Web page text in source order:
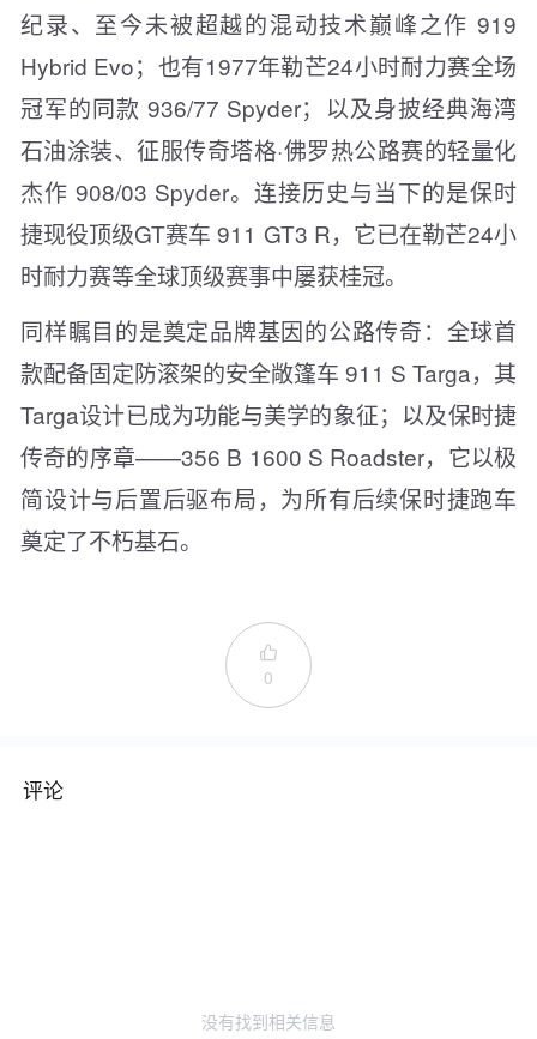
纪录、至今未被超越的混动技术巅峰之作 919
Hybrid Evo；也有1977年勒芒24小时耐力赛全场
冠军的同款 936/77 Spyder；以及身披经典海湾
石油涂装、征服传奇塔格·佛罗热公路赛的轻量化
杰作 908/03 Spyder。连接历史与当下的是保时
捷现役顶级GT赛车 911 GT3 R，它已在勒芒24小
时耐力赛等全球顶级赛事中屡获桂冠。
同样瞩目的是奠定品牌基因的公路传奇：全球首
款配备固定防滚架的安全敞篷车 911 S Targa，其
Targa设计已成为功能与美学的象征；以及保时捷
传奇的序章——356 B 1600 S Roadster，它以极
简设计与后置后驱布局，为所有后续保时捷跑车
奠定了不朽基石。

0
评论
没有找到相关信息